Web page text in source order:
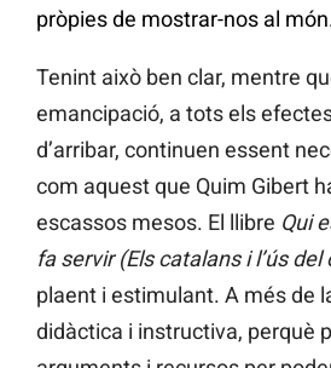
pròpies de mostrar-nos al
Tenint això ben clar, mentre
emancipació, a tots els
d’arribar, continuen essent
com aquest que Quim Gibert
escassos mesos. El llibre Qui
fa servir (Els catalans i l’ús
plaent i estimulant. A més de
didàctica i instructiva, perquè